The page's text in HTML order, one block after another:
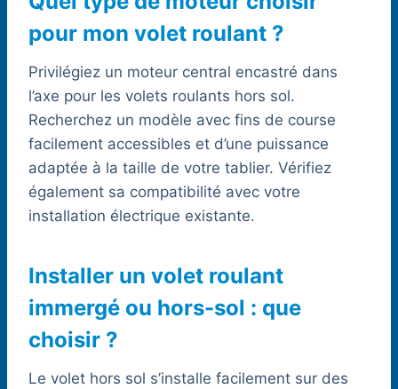
pour mon volet roulant ?
Privilégiez un moteur central encastré dans
l’axe pour les volets roulants hors sol.
Recherchez un modèle avec fins de course
facilement accessibles et d’une puissance
adaptée à la taille de votre tablier. Vérifiez
également sa compatibilité avec votre
installation électrique existante.
Installer un volet roulant
immergé ou hors-sol : que
choisir ?
Le volet hors sol s’installe facilement sur des